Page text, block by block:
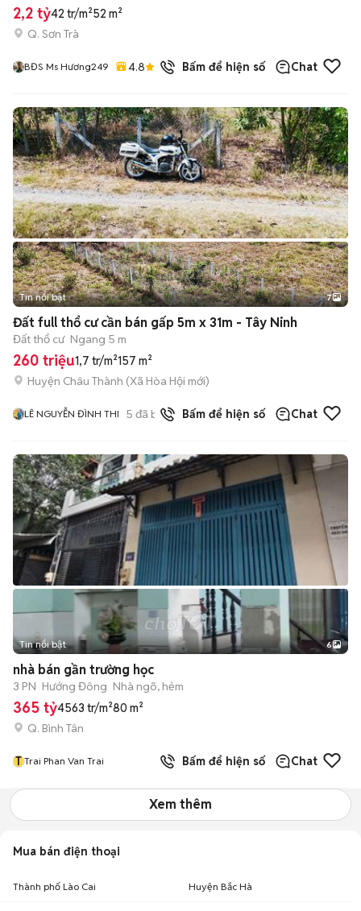
2,2 tỷ42 tr/m²52 m²
Q. Sơn Trà
BĐS Ms Hương249 4.8 7đã bánBấm để hiện số Chat
+2
Tin nổi bật 7
Đất full thổ cư cần bán gấp 5m x 31m - Tây Ninh
Đất thổ cư Ngang 5 m
260 triệu1,7 tr/m²157 m²
Huyện Châu Thành (Xã Hòa Hội mới)
LÊ NGUYỄN ĐÌNH THI 5 đã bán Bấm để hiện số Chat
+2
Tin nổi bật 6
nhà bán gần trường học
3 PN Hướng Đông Nhà ngõ, hẻm
365 tỷ4563 tr/m²80 m²
Q. Bình Tân
T Trai Phan Van Trai Bấm để hiện số Chat
Xem thêm
Mua bán điện thoại
Thành phố Lào Cai Huyện Bắc Hà